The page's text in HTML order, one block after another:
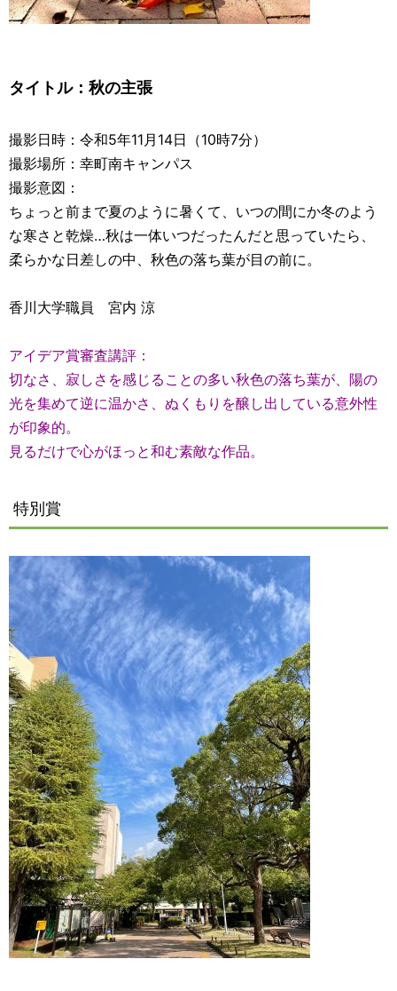
タイトル： 秋の主張
撮影日時：令和5年11月14日（10時7分）
撮影場所：幸町南キャンパス
撮影意図：
ちょっと前まで夏のように暑くて、いつの間にか冬のよう
な寒さと乾燥…秋は一体いつだったんだと思っていたら、
柔らかな日差しの中、秋色の落ち葉が目の前に。
香川大学職員 宮内 涼
アイデア賞審査講評：
切なさ、寂しさを感じることの多い秋色の落ち葉が、陽の
光を集めて逆に温かさ、ぬくもりを醸し出している意外性
が印象的。
見るだけで心がほっと和む素敵な作品。
特別賞